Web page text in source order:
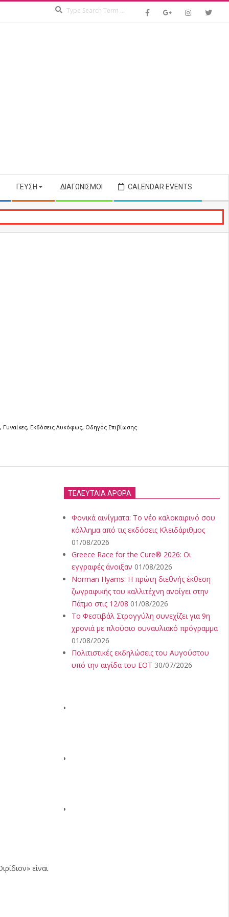
ΓΕΎΣΗ ΔΙΑΓΩΝΙΣΜΟΊ CALENDAR EVENTS
, Γυναίκες, Εκδόσεις Λυκόφως, Οδηγός Επιβίωσης
είναι
ΤΕΛΕΥΤΑΙΑ ΑΡΘΡΑ
Φονικά αινίγματα: Το νέο καλοκαιρινό σου
κόλλημα από τις εκδόσεις Κλειδάριθμος
01/08/2026
Greece Race for the Cure® 2026: Οι
εγγραφές άνοιξαν 01/08/2026
Norman Hyams: Η πρώτη διεθνής έκθεση
ζωγραφικής του καλλιτέχνη ανοίγει στην
Πάτμο στις 12/08 01/08/2026
Το Φεστιβάλ Στρογγύλη συνεχίζει για 9η
χρονιά με πλούσιο συναυλιακό πρόγραμμα
01/08/2026
Πολιτιστικές εκδηλώσεις του Αυγούστου
υπό την αιγίδα του ΕΟΤ 30/07/2026